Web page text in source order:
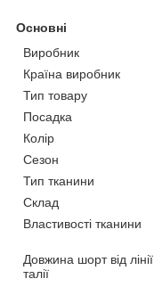
Основні
Виробник
Країна виробник
Тип товару
Посадка
Колір
Сезон
Тип тканини
Склад
Властивості тканини
Довжина шорт від лінії
талії